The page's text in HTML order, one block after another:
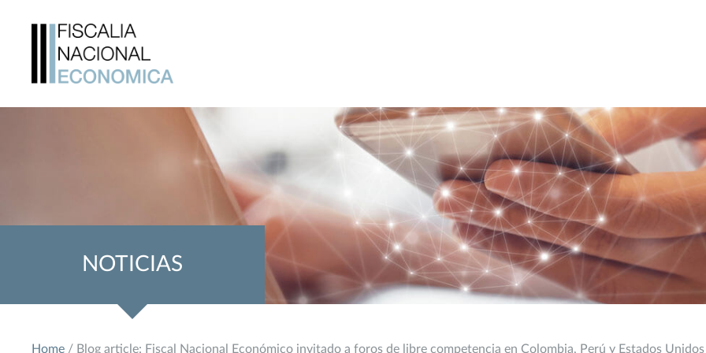
NOTICIAS
Home / Blog article: Fiscal Nacional Económico invitado a foros de libre competencia en Colombia, Perú y Estados Unidos